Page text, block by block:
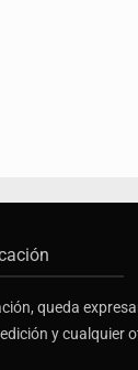
queda
y cualquier